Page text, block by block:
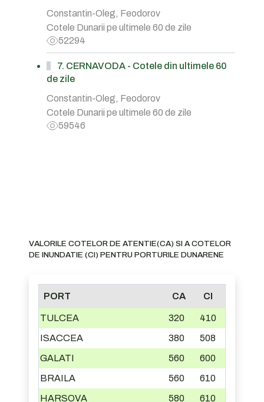
Constantin-Oleg, Feodorov
Cotele Dunarii pe ultimele 60 de zile
52294
7. CERNAVODA - Cotele din ultimele 60
de zile
Constantin-Oleg, Feodorov
Cotele Dunarii pe ultimele 60 de zile
59546
VALORILE COTELOR DE ATENTIE(CA) SI A COTELOR
DE INUNDATIE (CI) PENTRU PORTURILE DUNARENE
PORT CA CI
TULCEA 320
410
ISACCEA
380
508
GALATI
560
600
BRAILA
560
610
HARSOVA
580
610